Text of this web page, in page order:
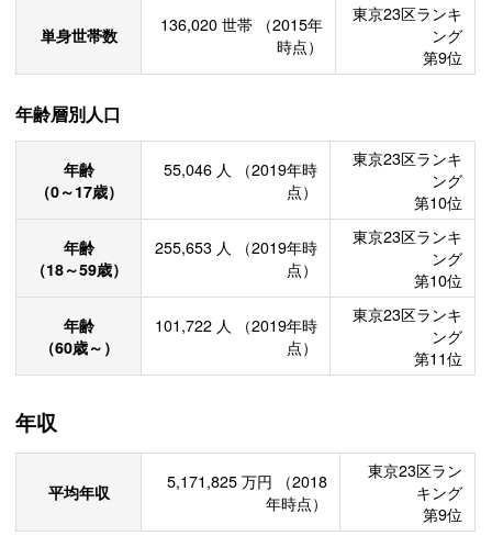
単身世帯数 136,020 世帯
（2015年
時点）
東京23区ランキ
ング
第9位
年齢層別人口
年齢
（0～17歳）
55,046 人
（2019年時
点）
東京23区ランキ
ング
第10位
年齢
（18～59歳）
255,653 人
（2019年時
点）
東京23区ランキ
ング
第10位
年齢
（60歳～）
101,722 人
（2019年時
点）
東京23区ランキ
ング
第11位
年収
平均年収 5,171,825 万円
（2018
年時点）
東京23区ラン
キング
第9位